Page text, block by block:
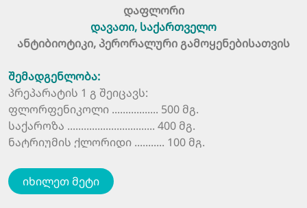
დაფლორი
დავათი, საქართველო
ანტიბიოტიკი, პერორალური გამოყენებისათვის
შემადგენლობა:
პრეპარატის 1 გ შეიცავს:
ფლორფენიკოლი ................. 500 მგ.
საქაროზა ................................ 400 მგ.
ნატრიუმის ქლორიდი ........... 100 მგ.
დახასიათება:
ფლორფენიკოლი წარმოადგენს თიამფენიკოლის
იხილეთ მეტი